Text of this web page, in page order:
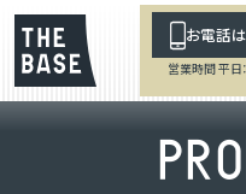
お電話
営業時間 平
PRO